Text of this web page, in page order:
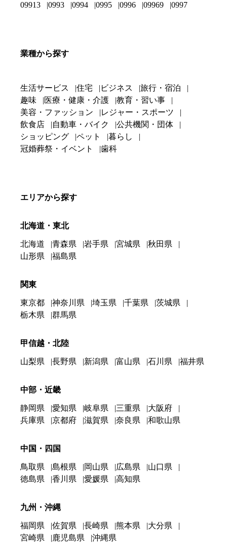
09913
0993 0994 0995 0996 09969 0997
業種から探す
生活サービス 住宅 ビジネス
旅行・宿泊
趣味
医療・健康・介護
教育・習い事
美容・ファッション
レジャー・スポーツ
飲食店
自動車・バイク
公共機関・団体
ショッピング
ペット
暮らし
冠婚葬祭・イベント
歯科
エリアから探す
北海道・東北
北海道 青森県 岩手県 宮城県
秋田県
山形県
福島県
関東
東京都 神奈川県 埼玉県 千葉県
茨城県
栃木県
群馬県
甲信越・北陸
山梨県 長野県 新潟県 富山県 石川県 福井県
中部・近畿
静岡県 愛知県 岐阜県 三重県
大阪府
兵庫県
京都府 滋賀県 奈良県 和歌山県
中国・四国
鳥取県 島根県 岡山県 広島県
山口県
徳島県
香川県 愛媛県 高知県
九州・沖縄
福岡県 佐賀県 長崎県 熊本県
大分県
宮崎県
鹿児島県 沖縄県